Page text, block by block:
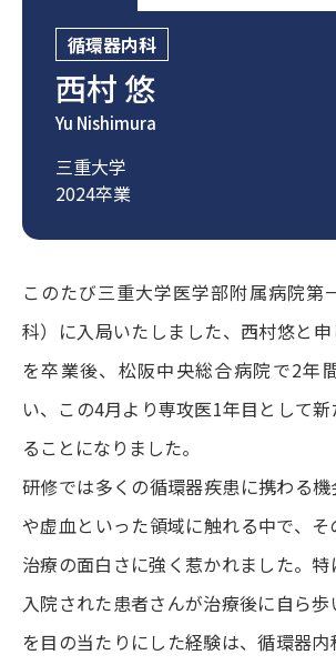
循環器内科
西村 悠
Yu Nishimura
三重大学
2024卒業
このたび三重大学医学部附属病院第
科）に入局いたしました、西村悠と
を卒業後、松阪中央総合病院で2年
い、この4月より専攻医1年目として
ることになりました。
研修では多くの循環器疾患に携わる
や虚血といった領域に触れる中で、そ
治療の面白さに強く惹かれました。
入院された患者さんが治療後に自ら
を目の当たりにした経験は、循環器